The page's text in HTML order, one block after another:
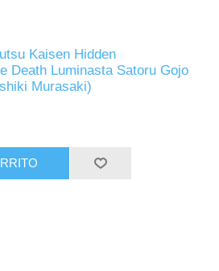
Kaisen Hidden
Death Luminasta Satoru Gojo
Murasaki)